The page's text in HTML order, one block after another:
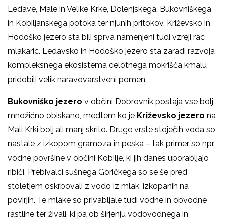
Ledave, Male in Velike Krke, Dolenjskega, Bukovniškega
in Kobiljanskega potoka ter njunih pritokov. Križevsko in
Hodoško jezero sta bili sprva namenjeni tudi vzreji rac
mlakaric. Ledavsko in Hodoško jezero sta zaradi razvoja
kompleksnega ekosistema celotnega mokrišča kmalu
pridobili velik naravovarstveni pomen.
Bukovniško jezero v občini Dobrovnik postaja vse bolj
množično obiskano, medtem ko je Križevsko jezero na
Mali Krki bolj ali manj skrito. Druge vrste stoječih voda so
nastale z izkopom gramoza in peska – tak primer so npr.
vodne površine v občini Kobilje, ki jih danes uporabljajo
ribiči. Prebivalci sušnega Goričkega so se še pred
stoletjem oskrbovali z vodo iz mlak, izkopanih na
povirjih. Te mlake so privabljale tudi vodne in obvodne
rastline ter živali, ki pa ob širjenju vodovodnega in